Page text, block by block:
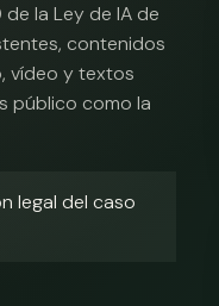
la Ley de IA de
contenidos
vídeo y textos
público como la
legal del caso